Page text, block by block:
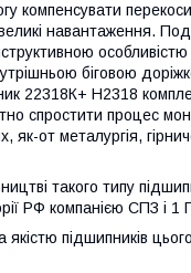
компенсувати
навантаження.
біговою
22318К+ H2318
спростити процес
як-от металургія,
такого типу
РФ компанією СПЗ і 1
якістю підшипників